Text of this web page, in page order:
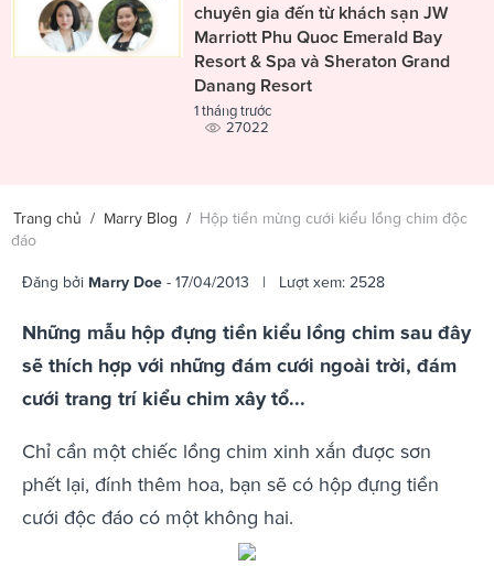
chuyên gia đến từ khách sạn JW
Marriott Phu Quoc Emerald Bay
Resort & Spa và Sheraton Grand
Danang Resort
1 tháng trước
27022
Trang chủ / Marry Blog / Hộp tiền mừng cưới kiểu lồng chim độc
đáo
Đăng bởi Marry Doe - 17/04/2013 | Lượt xem: 2528
Những mẫu hộp đựng tiền kiểu lồng chim sau đây
sẽ thích hợp với những đám cưới ngoài trời, đám
cưới trang trí kiểu chim xây tổ...
Chỉ cần một chiếc lồng chim xinh xắn được sơn
phết lại, đính thêm hoa, bạn sẽ có hộp đựng tiền
cưới độc đáo có một không hai.